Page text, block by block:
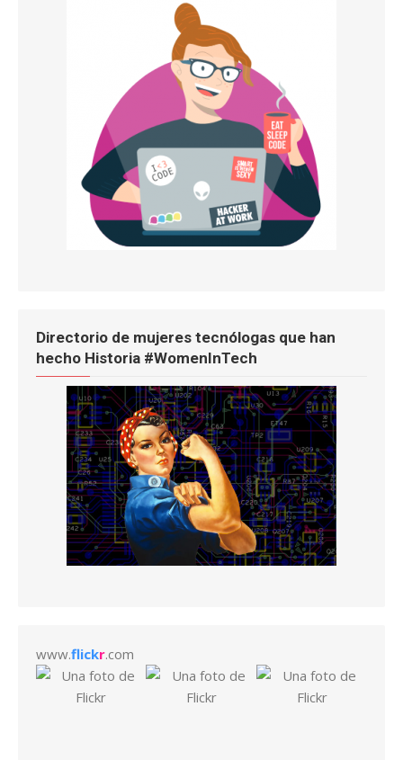
Directorio de mujeres tecnólogas que han
hecho Historia #WomenInTech
www.flickr.com